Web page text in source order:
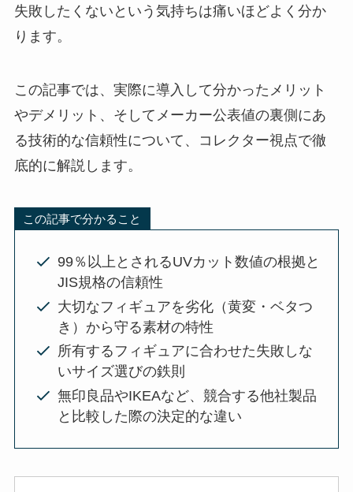
失敗したくないという気持ちは痛いほどよく分か
ります。
この記事では、実際に導入して分かったメリット
やデメリット、そしてメーカー公表値の裏側にあ
る技術的な信頼性について、コレクター視点で徹
底的に解説します。
この記事で分かること
99％以上とされるUVカット数値の根拠と
JIS規格の信頼性
大切なフィギュアを劣化（黄変・ベタつ
き）から守る素材の特性
所有するフィギュアに合わせた失敗しな
いサイズ選びの鉄則
無印良品やIKEAなど、競合する他社製品
と比較した際の決定的な違い